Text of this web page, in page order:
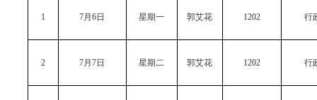
1 7月6日 星期一 郭艾花 1202 行
2 7月7日 星期二 郭艾花 1202 行